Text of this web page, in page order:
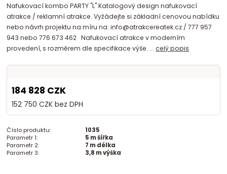
Nafukovací kombo PARTY "L" Katalogový design nafukovací
atrakce / reklamní atrakce. Vyžádejte si základní cenovou nabídku
nebo návrh projektu na míru na: info@atrakcereatek.cz / 777 957
943 nebo 776 673 462 Nafukovací atrakce v moderním
provedení, s rozměrem dle specifikace výše. ...celý popis
184 828 CZK
152 750 CZK bez DPH
Číslo produktu:
1035
Parametr 1:
5 m šířka
Parametr 2:
7 m délka
Parametr 3:
3,8 m výška